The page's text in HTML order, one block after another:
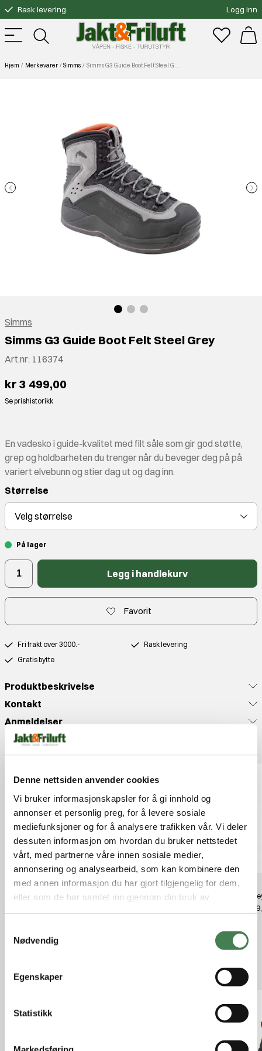
Denne nettsiden anvender cookies
Vi bruker informasjonskapsler for å gi innhold og
annonser et personlig preg, for å levere sosiale
mediefunksjoner og for å analysere trafikken vår. Vi deler
dessuten informasjon om hvordan du bruker nettstedet
vårt, med partnerne våre innen sosiale medier,
annonsering og analysearbeid, som kan kombinere den
med annen informasjon du har gjort tilgjengelig for dem,
eller som de har samlet inn gjennom din bruk av
Nødvendig
Egenskaper
Statistikk
Rask levering
Gratis bytte
Fri frakt over 3000.-
Logg inn
Hjem Merkevarer Simms Simms G3 Guide Boot Felt Steel Grey
Simms
Simms G3 Guide Boot Felt Steel Grey
Art.nr: 116374
kr 3 499,00
Se prishistorikk
En vadesko i guide-kvalitet med filt såle som gir god støtte,
grep og holdbarheten du trenger når du beveger deg på på
variert elvebunn og stier dag ut og dag inn.
Størrelse
Velgstørrelse
På lager
Legg i handlekurv
Favorit
Fri frakt over 3000.-
Rask levering
Gratis bytte
Produktbeskrivelse
Kontakt
Anmeldelser
Populære produkter
Swiss Tech Termokanne 1182ml
Nokian Finntrim Gummistøvel
grønn
kr